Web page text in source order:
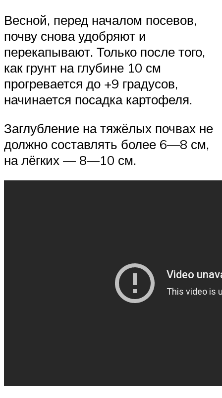
Весной, перед началом посевов,
почву снова удобряют и
перекапывают. Только после того,
как грунт на глубине 10 см
прогревается до +9 градусов,
начинается посадка картофеля.
Заглубление на тяжёлых почвах не
должно составлять более 6—8 см,
на лёгких — 8—10 см.